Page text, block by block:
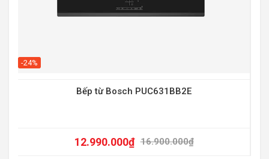
-24%
Bếp từ Bosch PUC631BB2E
16.900.000₫
12.990.000₫